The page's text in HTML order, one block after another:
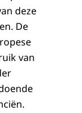
deze
De
van